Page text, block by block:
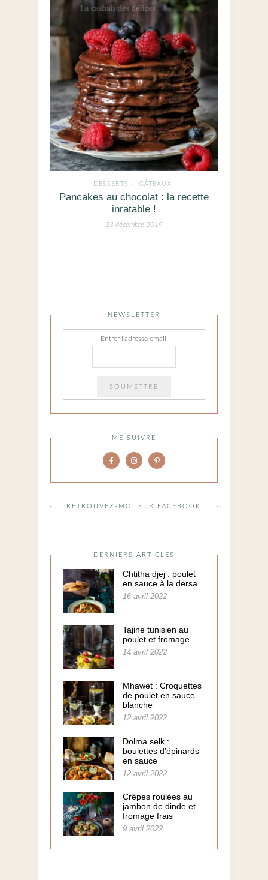
DESSERTS / GÂTEAUX
Pancakes au chocolat : la recette
inratable !
23 décembre 2019
NEWSLETTER
Entrer l'adresse email:
ME SUIVRE
RETROUVEZ-MOI SUR FACEBOOK
DERNIERS ARTICLES
Chtitha djej : poulet
en sauce à la dersa
16 avril 2022
Tajine tunisien au
poulet et fromage
14 avril 2022
Mhawet : Croquettes
de poulet en sauce
blanche
12 avril 2022
Dolma selk :
boulettes d’épinards
en sauce
12 avril 2022
Crêpes roulées au
jambon de dinde et
fromage frais
9 avril 2022